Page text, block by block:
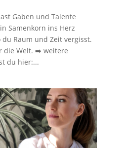
Gaben und Talente
Samenkorn ins Herz
du Raum und Zeit vergisst.
die Welt. ➡️ weitere
du hier:...